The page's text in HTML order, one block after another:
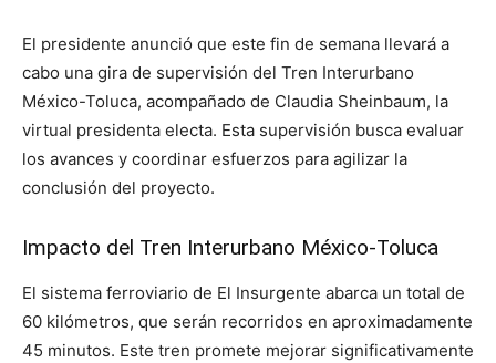
El presidente anunció que este fin de semana llevará a
cabo una gira de supervisión del Tren Interurbano
México-Toluca, acompañado de Claudia Sheinbaum, la
virtual presidenta electa. Esta supervisión busca evaluar
los avances y coordinar esfuerzos para agilizar la
conclusión del proyecto.
Impacto del Tren Interurbano México-Toluca
El sistema ferroviario de El Insurgente abarca un total de
60 kilómetros, que serán recorridos en aproximadamente
45 minutos. Este tren promete mejorar significativamente